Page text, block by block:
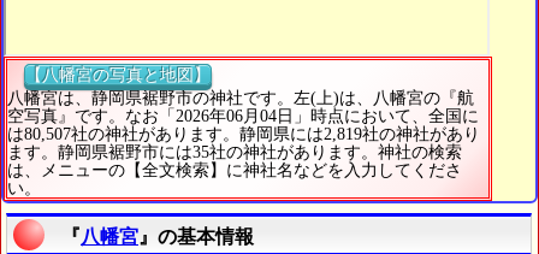
【八幡宮の写真と地図】
八幡宮は、静岡県裾野市の神社です。左(上)は、八幡宮の『航
空写真』です。なお「2026年06月04日」時点において、全国に
は80,507社の神社があります。静岡県には2,819社の神社があり
ます。静岡県裾野市には35社の神社があります。神社の検索
は、メニューの【全文検索】に神社名などを入力してくださ
い。
『八幡宮 』の基本情報